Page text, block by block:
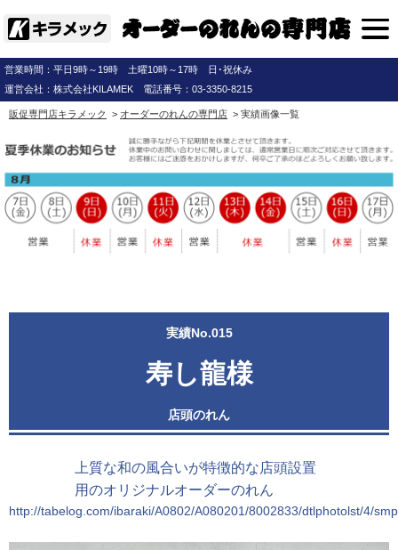
営業時間：平日9時～19時 土曜10時～17時 日･祝休み
運営会社：株式会社KILAMEK 電話番号：03-3350-8215
販促専門店キラメック > オーダーのれんの専門店 > 実績画像一覧
実績No.015
寿し龍様
店頭のれん
上質な和の風合いが特徴的な店頭設置
用のオリジナルオーダーのれん
http://tabelog.com/ibaraki/A0802/A080201/8002833/dtlphotolst/4/